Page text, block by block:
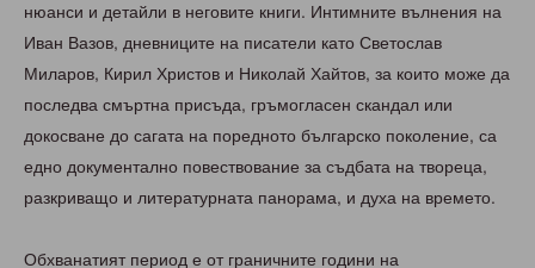
нюанси и детайли в неговите книги. Интимните вълнения на
Иван Вазов, дневниците на писатели като Светослав
Миларов, Кирил Христов и Николай Хайтов, за които може да
последва смъртна присъда, гръмогласен скандал или
докосване до сагата на поредното българско поколение, са
едно документално повествование за съдбата на твореца,
разкриващо и литературната панорама, и духа на времето.
Обхванатият период е от граничните години на